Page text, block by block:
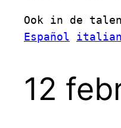
Ook in de
Español
12